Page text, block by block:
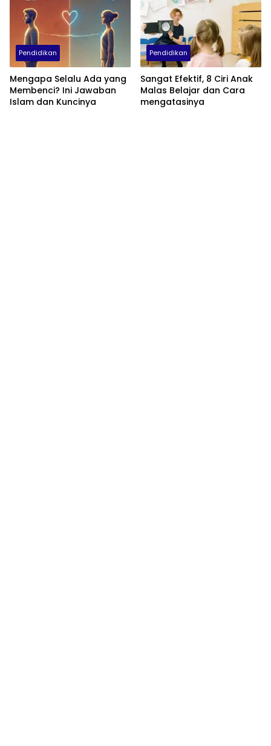
Pendidikan
Mengapa Selalu Ada yang
Membenci? Ini Jawaban
Islam dan Kuncinya
Pendidikan
Sangat Efektif, 8 Ciri Anak
Malas Belajar dan Cara
mengatasinya